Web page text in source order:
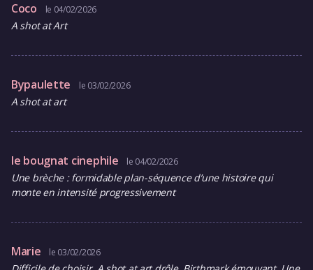
Coco le 04/02/2026
A shot at Art
Bypaulette le 03/02/2026
A shot at art
le bougnat cinephile le 04/02/2026
Une brèche : formidable plan-séquence d’une histoire qui
monte en intensité progressivement
Marie le 03/02/2026